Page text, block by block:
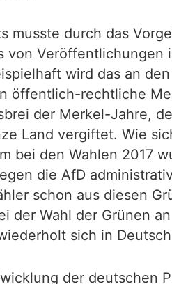
musste durch das
von
wird das an
öffentlich-rechtliche
der Merkel-Jahre,
Land vergiftet. Wie
bei den Wahlen 2017
die AfD
schon aus diesen
der Wahl der Grünen
sich in
der deutschen